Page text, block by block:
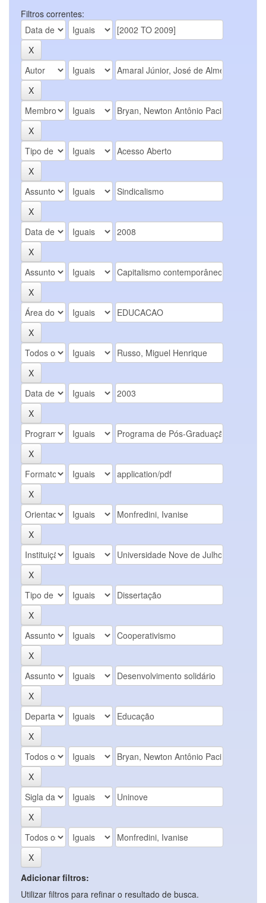
Filtros correntes:
Adicionar filtros:
Utilizar filtros para refinar o resultado de busca.